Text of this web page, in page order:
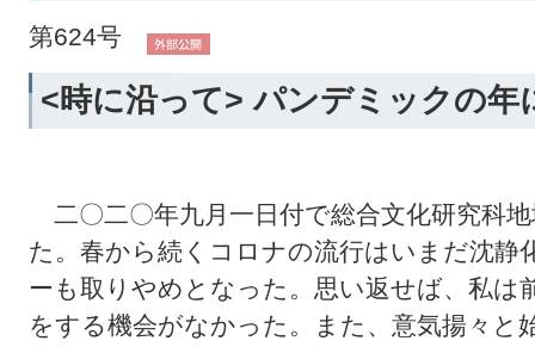
第624号
<時に沿って> パンデミックの年
二〇二〇年九月一日付で総合文化研究科
た。春から続くコロナの流行はいまだ沈静
ーも取りやめとなった。思い返せば、私は
をする機会がなかった。また、意気揚々と